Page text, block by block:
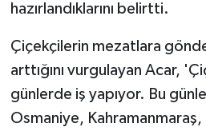
hazırlandıklarını belirtti.
Çiçekçilerin mezatlara
arttığını vurgulayan Acar,
günlerde iş yapıyor. Bu
Osmaniye,